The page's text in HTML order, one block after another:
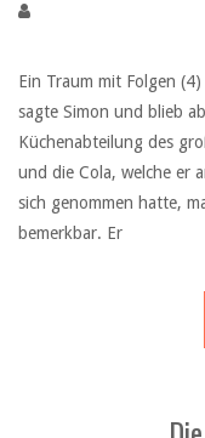
Ein Traum mit Folgen
sagte Simon und blieb
Küchenabteilung des
und die Cola, welche er
sich genommen hatte,
bemerkbar. Er